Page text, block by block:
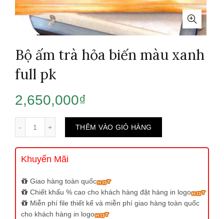
Bộ ấm trà hỏa biến màu xanh
full pk
2,650,000₫
THÊM VÀO GIỎ HÀNG
Khuyến Mãi
Giao hàng toàn quốc
Chiết khấu % cao cho khách hàng đặt hàng in logo
Miễn phí file thiết kế và miễn phí giao hàng toàn quốc
cho khách hàng in logo